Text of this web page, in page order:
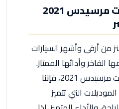
مقدمة عن سيارات مرسيدس 2021
من أرقى وأشهر السيارات
وأدائها الممتاز.
وعندما نتحدث عن سيارات مرسيدس 2021، فإننا
التي تتميز